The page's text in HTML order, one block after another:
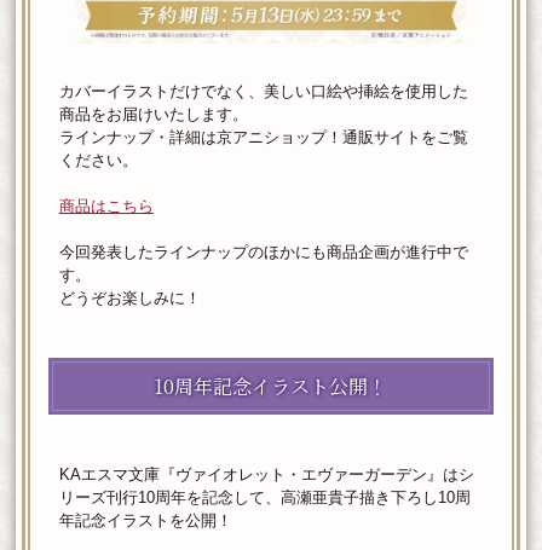
カバーイラストだけでなく、美しい口絵や挿絵を使用した
商品をお届けいたします。
ラインナップ・詳細は京アニショップ！通販サイトをご覧
ください。
商品はこちら
今回発表したラインナップのほかにも商品企画が進行中で
す。
どうぞお楽しみに！
10周年記念イラスト公開！
KAエスマ文庫『ヴァイオレット・エヴァーガーデン』はシ
リーズ刊行10周年を記念して、高瀬亜貴子描き下ろし10周
年記念イラストを公開！